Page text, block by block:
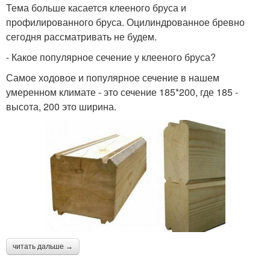
Тема больше касается клееного бруса и
профилированного бруса. Оцилиндрованное бревно
сегодня рассматривать не будем.
- Какое популярное сечение у клееного бруса?
Самое ходовое и популярное сечение в нашем
умеренном климате - это сечение 185*200, где 185 -
высота, 200 это ширина.
читать дальше →